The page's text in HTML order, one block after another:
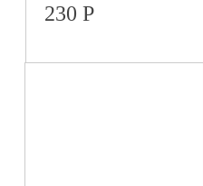
230 Р